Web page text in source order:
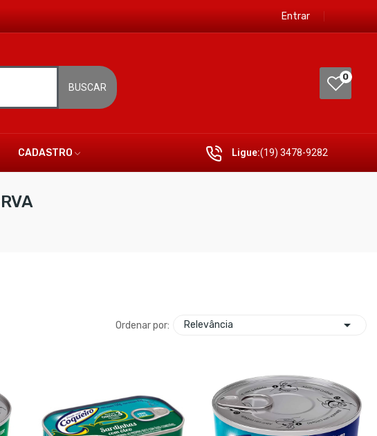
Entrar
BUSCAR
0
CADASTRO Ligue:(19) 3478-9282
Ordenar por: Relevância 